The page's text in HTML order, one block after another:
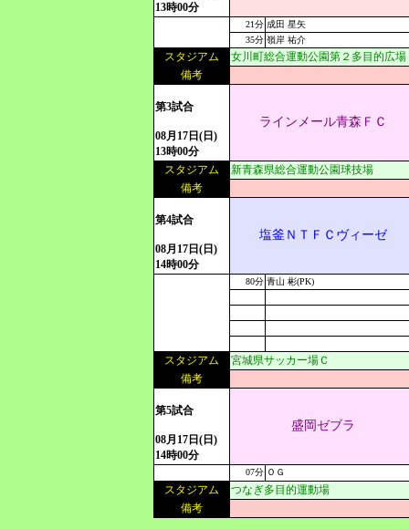
13時00分
21分 成田 星矢
35分 嶺岸 祐介
スタジアム
女川町総合運動公園第２多目的広場
備考
第3試合
08月17日(日)
13時00分
ラインメール青森ＦＣ
スタジアム
新青森県総合運動公園球技場
備考
第4試合
08月17日(日)
14時00分
塩釜ＮＴＦＣヴィーゼ
80分 青山 彬(PK)
スタジアム
宮城県サッカー場Ｃ
備考
第5試合
08月17日(日)
14時00分
盛岡ゼブラ
07分 ＯＧ
スタジアム
つなぎ多目的運動場
備考